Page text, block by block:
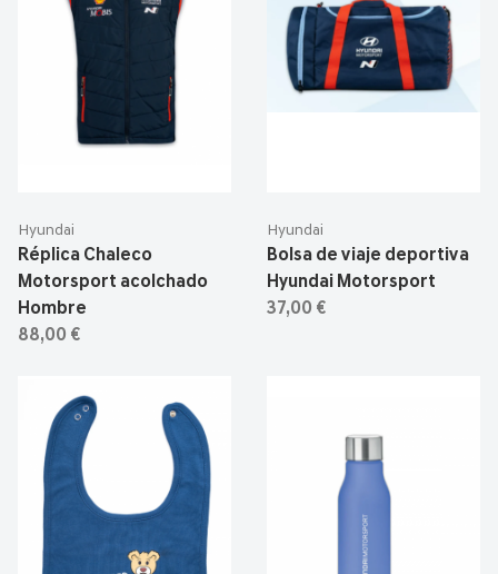
Hyundai
Réplica Chaleco
Motorsport acolchado
Hombre
88,00 €
Hyundai
Bolsa de viaje deportiva
Hyundai Motorsport
37,00 €